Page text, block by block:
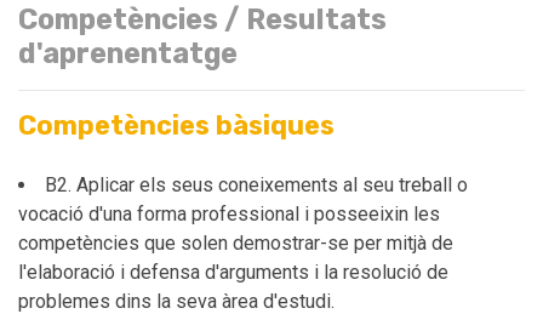
Competències / Resultats
d'aprenentatge
Competències bàsiques
B2. Aplicar els seus coneixements al seu treball o
vocació d'una forma professional i posseeixin les
competències que solen demostrar-se per mitjà de
l'elaboració i defensa d'arguments i la resolució de
problemes dins la seva àrea d'estudi.